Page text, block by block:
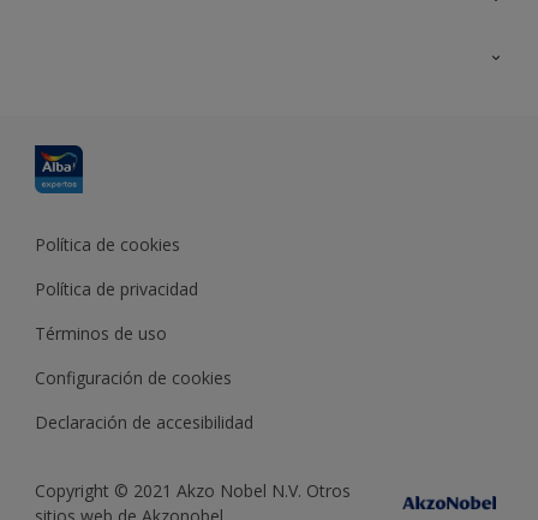
Política de cookies
Política de privacidad
Términos de uso
Configuración de cookies
Declaración de accesibilidad
Copyright © 2021 Akzo Nobel N.V. Otros
sitios web de Akzonobel